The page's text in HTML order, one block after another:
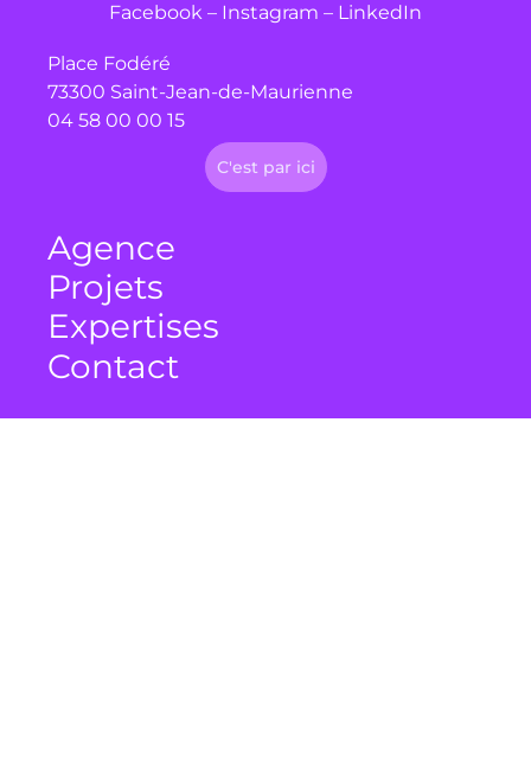
C'est par ici
Facebook – Instagram – LinkedIn
Place Fodéré
73300 Saint-Jean-de-Maurienne
04 58 00 00 15
Agence
Projets
Expertises
Contact